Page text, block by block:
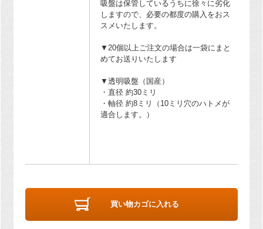
吸盤は保管しているうちに徐々に劣化
しますので、必要の都度の購入をおス
スメいたします。
▼20個以上ご注文の場合は一袋にまと
めてお送りいたします
▼透明吸盤（国産）
・直径 約30ミリ
・軸径 約8ミリ（10ミリ穴のハトメが
適合します。）
買い物カゴに入れる